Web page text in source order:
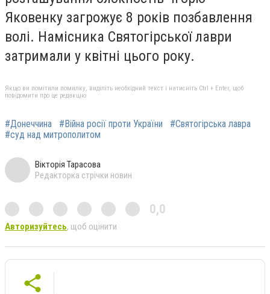
Яковенку загрожує 8 років позбавлення
волі. Намісника Святогірської лаври
затримали у квітні цього року.
Якщо ви помітили помилку, виділіть необхідний текст і натисніть Ctrl + Enter, щоб
повідомити про це редакцію
#Донеччина #Війна росії проти України
#Святогірська лавра
#суд над митрополитом
Вікторія Тарасова
Редакторка стрічки новин
0,0
Авторизуйтесь, щоб оцінити